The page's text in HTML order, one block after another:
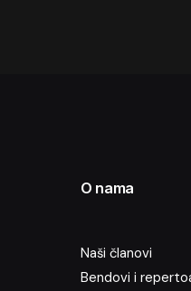
O nama
Naši članovi
Bendovi i